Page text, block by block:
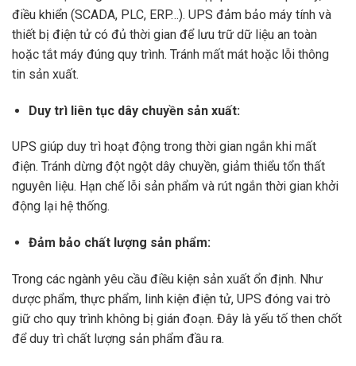
điều khiển (SCADA, PLC, ERP…). UPS đảm bảo máy tính và
thiết bị điện tử có đủ thời gian để lưu trữ dữ liệu an toàn
hoặc tắt máy đúng quy trình. Tránh mất mát hoặc lỗi thông
tin sản xuất.
Duy trì liên tục dây chuyền sản xuất:
UPS giúp duy trì hoạt động trong thời gian ngắn khi mất
điện. Tránh dừng đột ngột dây chuyền, giảm thiểu tổn thất
nguyên liệu. Hạn chế lỗi sản phẩm và rút ngắn thời gian khởi
động lại hệ thống.
Đảm bảo chất lượng sản phẩm:
Trong các ngành yêu cầu điều kiện sản xuất ổn định. Như
dược phẩm, thực phẩm, linh kiện điện tử, UPS đóng vai trò
giữ cho quy trình không bị gián đoạn. Đây là yếu tố then chốt
để duy trì chất lượng sản phẩm đầu ra.